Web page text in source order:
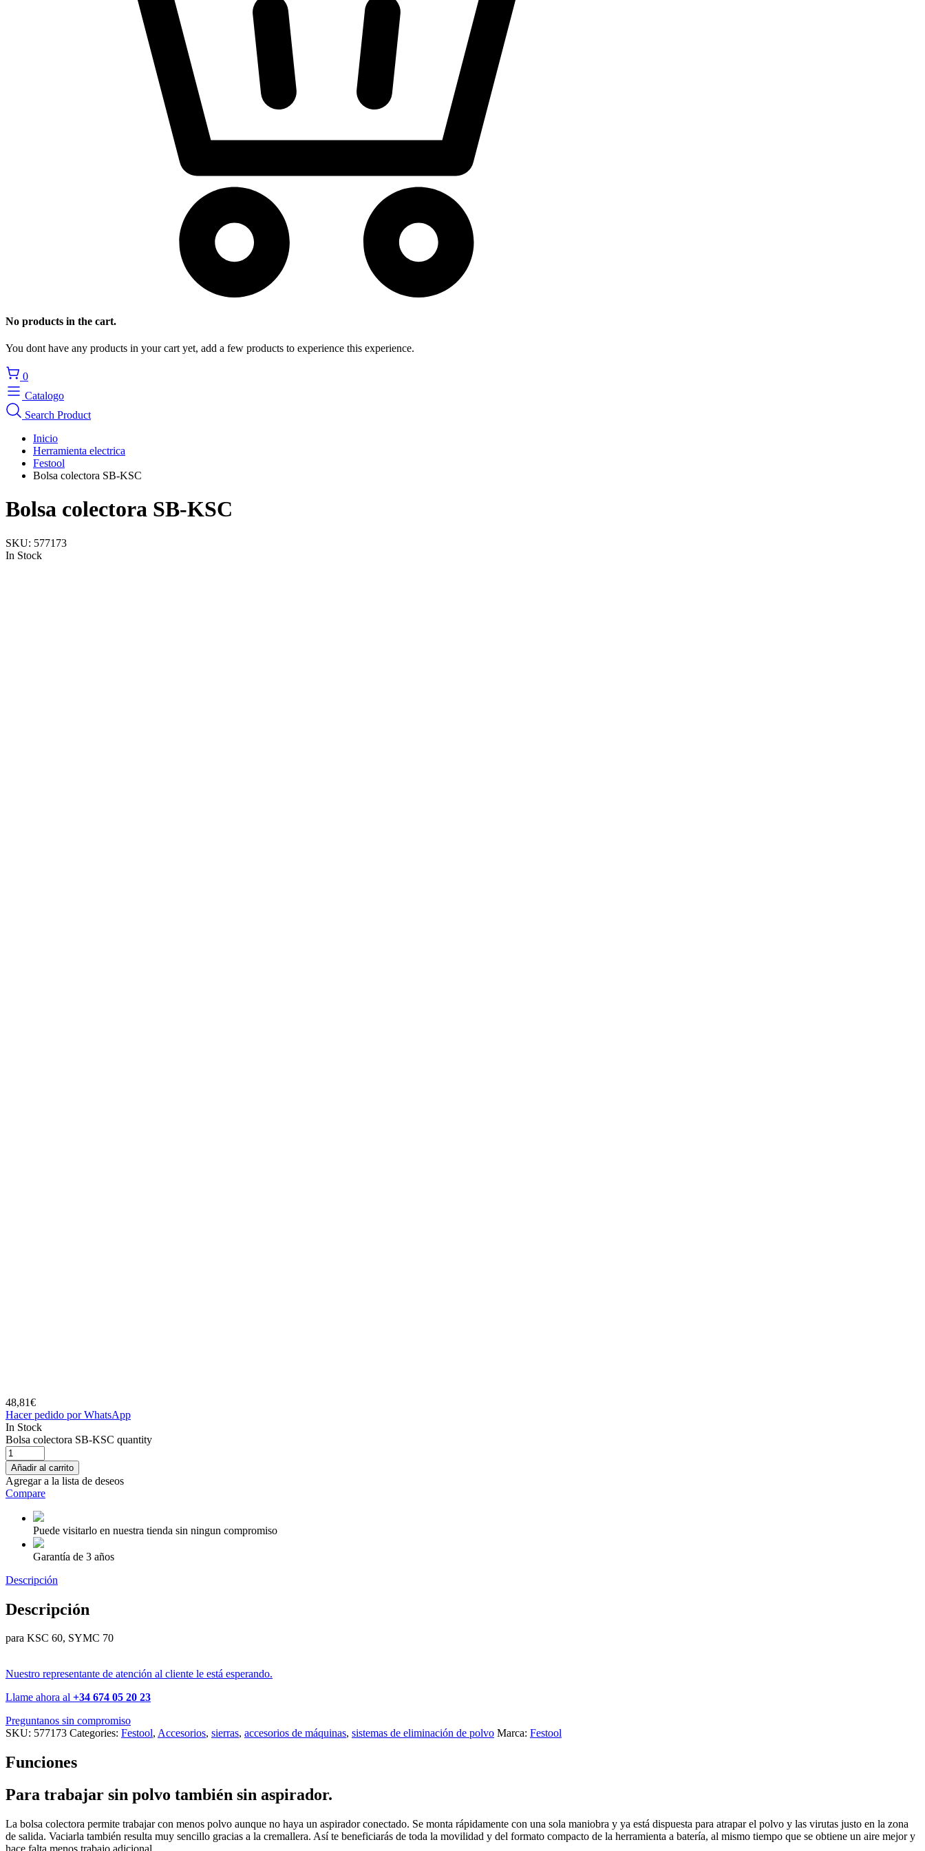
No products in the cart.
You dont have any products in your cart yet, add a few products to experience this experience.
0
Catalogo
Search Product
Inicio
Herramienta electrica
Festool
Bolsa colectora SB-KSC
Bolsa colectora SB-KSC
SKU: 577173
In Stock
48,81€
Hacer pedido por WhatsApp
In Stock
Bolsa colectora SB-KSC quantity
Añadir al carrito
Agregar a la lista de deseos
Compare
Puede visitarlo en nuestra tienda sin ningun compromiso
Garantía de 3 años
Descripción
Descripción
para KSC 60, SYMC 70
Nuestro representante de atención al cliente le está esperando.
Llame ahora al +34 674 05 20 23
Preguntanos sin compromiso
SKU: 577173 Categories: Festool, Accesorios, sierras, accesorios de máquinas, sistemas de eliminación de polvo Marca: Festool
Funciones
Para trabajar sin polvo también sin aspirador.
La bolsa colectora permite trabajar con menos polvo aunque no haya un aspirador conectado. Se monta rápidamente con una sola maniobra y ya está dispuesta para atrapar el polvo y las virutas justo en la zona
de salida. Vaciarla también resulta muy sencillo gracias a la cremallera. Así te beneficiarás de toda la movilidad y del formato compacto de la herramienta a batería, al mismo tiempo que se obtiene un aire mejor y